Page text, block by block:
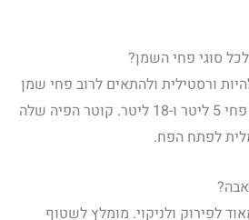
סוגי פחי השמן?
ורסטילית ולהתאים לרוב פחי שמן
הזית הסטנדרטיים, כולל פחי 5 ליטר ו-18 ליטר. קוטר הפיה שלה
לפתח הפח.
לפירוק ולניקוי. מומלץ לשטוף